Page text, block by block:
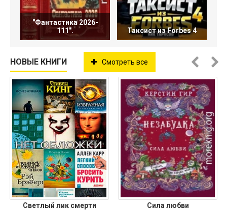
"Фантастика 2026-
111".
Таксист из Forbes 4
НОВЫЕ КНИГИ Смотреть все
Светлый лик смерти Сила любви